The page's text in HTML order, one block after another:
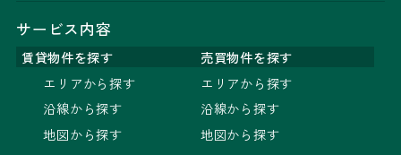
サービス内容
賃貸物件を探す
売買物件を探す
エリアから探す
沿線から探す
地図から探す
エリアから探す
沿線から探す
地図から探す